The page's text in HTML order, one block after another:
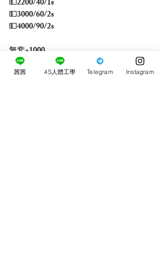
💵2200/40/1s
💵3000/60/2s
💵4000/90/2s
無套+1000
茜茜 4S人體工學 Telegram Instagram